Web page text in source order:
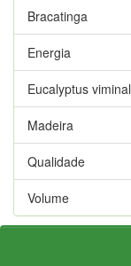
Bracatinga
Energia
Eucalyptus
Madeira
Qualidade
Volume